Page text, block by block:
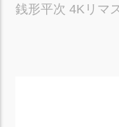
銭形平次 4Kリマ